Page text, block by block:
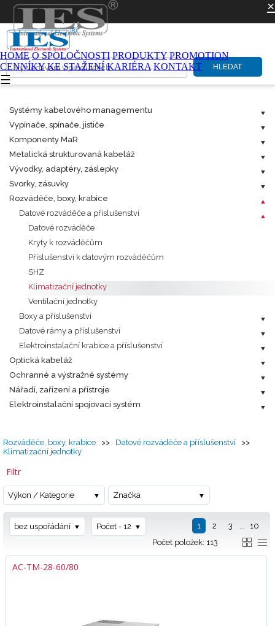
×
HOME O SPOLOČNOSTI PRODUKTY PROMOTION
CENNÍKY KE STAŽENÍ KARIÉRA KONTAKT
☰
HLEDAT
Systémy kabelového managementu
Vypínače, spínače, jističe
Komponenty MaR
Metalická strukturovaná kabeláž
Vývodky, adaptéry, záslepky
Svorky, zásuvky
Rozváděče, boxy, krabice
Datové rozváděče a příslušenství
Datové rozváděče
Kryty k rozváděčům
Příslušenství k datovým rozváděčům
SHZ
Klimatizační jednotky
Ventilační jednotky
Boxy a příslušenství
Datové rámy a příslušenství
Elektroinstalační krabice a příslušenství
Optická kabeláž
Ochranné a výstražné systémy
Nářadí, zařízení a přístroje
Elektroinstalační spojovací systém
Rozváděče, boxy, krabice >> Datové rozváděče a příslušenství
>>
Klimatizační jednotky
Filtr
Výkon / Kategorie Značka
1 2 3 ... 10
bez uspořádání
Počet - 12
Počet položek: 113
AC-TM-28-60/80